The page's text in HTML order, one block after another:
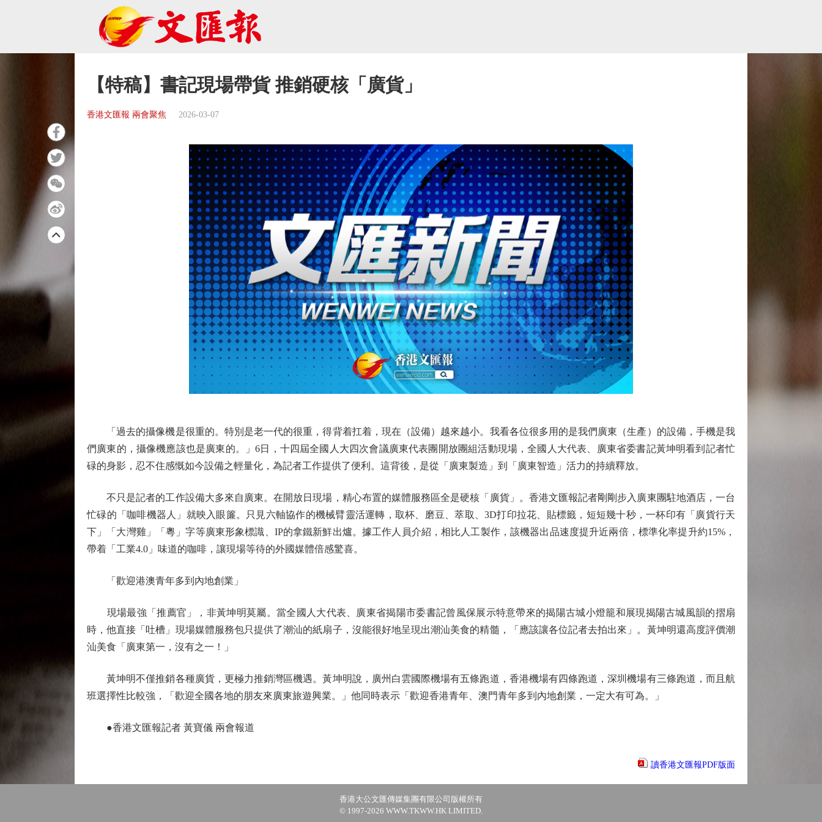
【特稿】書記現場帶貨 推銷硬核「廣貨」
香港文匯報 兩會聚焦 2026-03-07
「過去的攝像機是很重的。特別是老一代的很重，得背着扛着，現在（設備）越來越小。我看各位很多用的是我們廣東（生產）的設備，手機是我
們廣東的，攝像機應該也是廣東的。」6日，十四屆全國人大四次會議廣東代表團開放團組活動現場，全國人大代表、廣東省委書記黃坤明看到記者忙
碌的身影，忍不住感慨如今設備之輕量化，為記者工作提供了便利。這背後，是從「廣東製造」到「廣東智造」活力的持續釋放。
不只是記者的工作設備大多來自廣東。在開放日現場，精心布置的媒體服務區全是硬核「廣貨」。香港文匯報記者剛剛步入廣東團駐地酒店，一台
忙碌的「咖啡機器人」就映入眼簾。只見六軸協作的機械臂靈活運轉，取杯、磨豆、萃取、3D打印拉花、貼標籤，短短幾十秒，一杯印有「廣貨行天
下」「大灣雞」「粵」字等廣東形象標識、IP的拿鐵新鮮出爐。據工作人員介紹，相比人工製作，該機器出品速度提升近兩倍，標準化率提升約15%，
帶着「工業4.0」味道的咖啡，讓現場等待的外國媒體倍感驚喜。
「歡迎港澳青年多到內地創業」
現場最強「推薦官」，非黃坤明莫屬。當全國人大代表、廣東省揭陽市委書記曾風保展示特意帶來的揭陽古城小燈籠和展現揭陽古城風韻的摺扇
時，他直接「吐槽」現場媒體服務包只提供了潮汕的紙扇子，沒能很好地呈現出潮汕美食的精髓，「應該讓各位記者去拍出來」。黃坤明還高度評價潮
汕美食「廣東第一，沒有之一！」
黃坤明不僅推銷各種廣貨，更極力推銷灣區機遇。黃坤明說，廣州白雲國際機場有五條跑道，香港機場有四條跑道，深圳機場有三條跑道，而且航
班選擇性比較強，「歡迎全國各地的朋友來廣東旅遊興業。」他同時表示「歡迎香港青年、澳門青年多到內地創業，一定大有可為。」
●香港文匯報記者 黃寶儀 兩會報道
讀香港文匯報PDF版面
香港大公文匯傳媒集團有限公司版權所有
© 1997-2026 WWW.TKWW.HK LIMITED.